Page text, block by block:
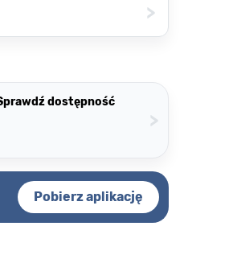
>
dostępność
>
Pobierz aplikację